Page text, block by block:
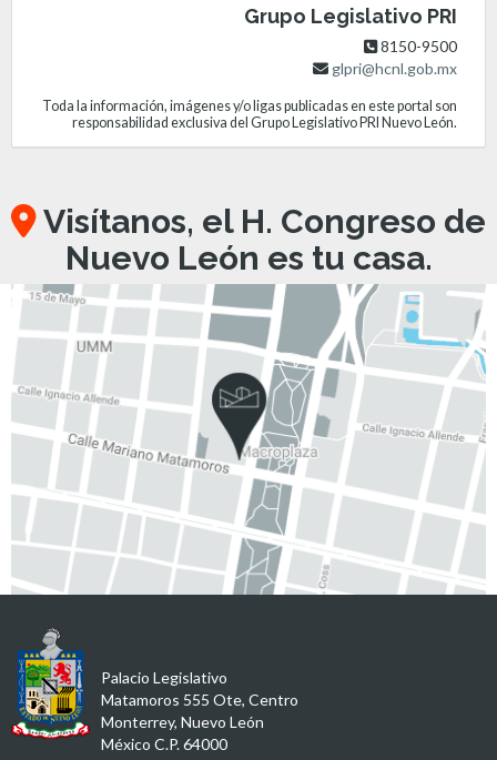
Grupo Legislativo PRI
8150-9500
glpri@hcnl.gob.mx
Toda la información, imágenes y/o ligas publicadas en este portal son
responsabilidad exclusiva del Grupo Legislativo PRI Nuevo León.
Visítanos, el H. Congreso de
Nuevo León es tu casa.
Palacio Legislativo
Matamoros 555 Ote, Centro
Monterrey, Nuevo León
México C.P. 64000